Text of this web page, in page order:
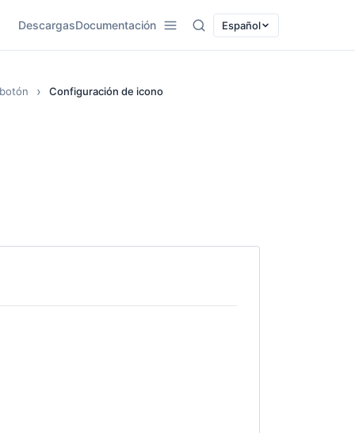
DescargasDocumentación Español
Configuración de icono